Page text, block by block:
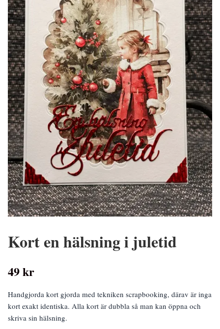
Kort en hälsning i juletid
49 kr
Handgjorda kort gjorda med tekniken scrapbooking, därav är inga
kort exakt identiska. Alla kort är dubbla så man kan öppna och
skriva sin hälsning.